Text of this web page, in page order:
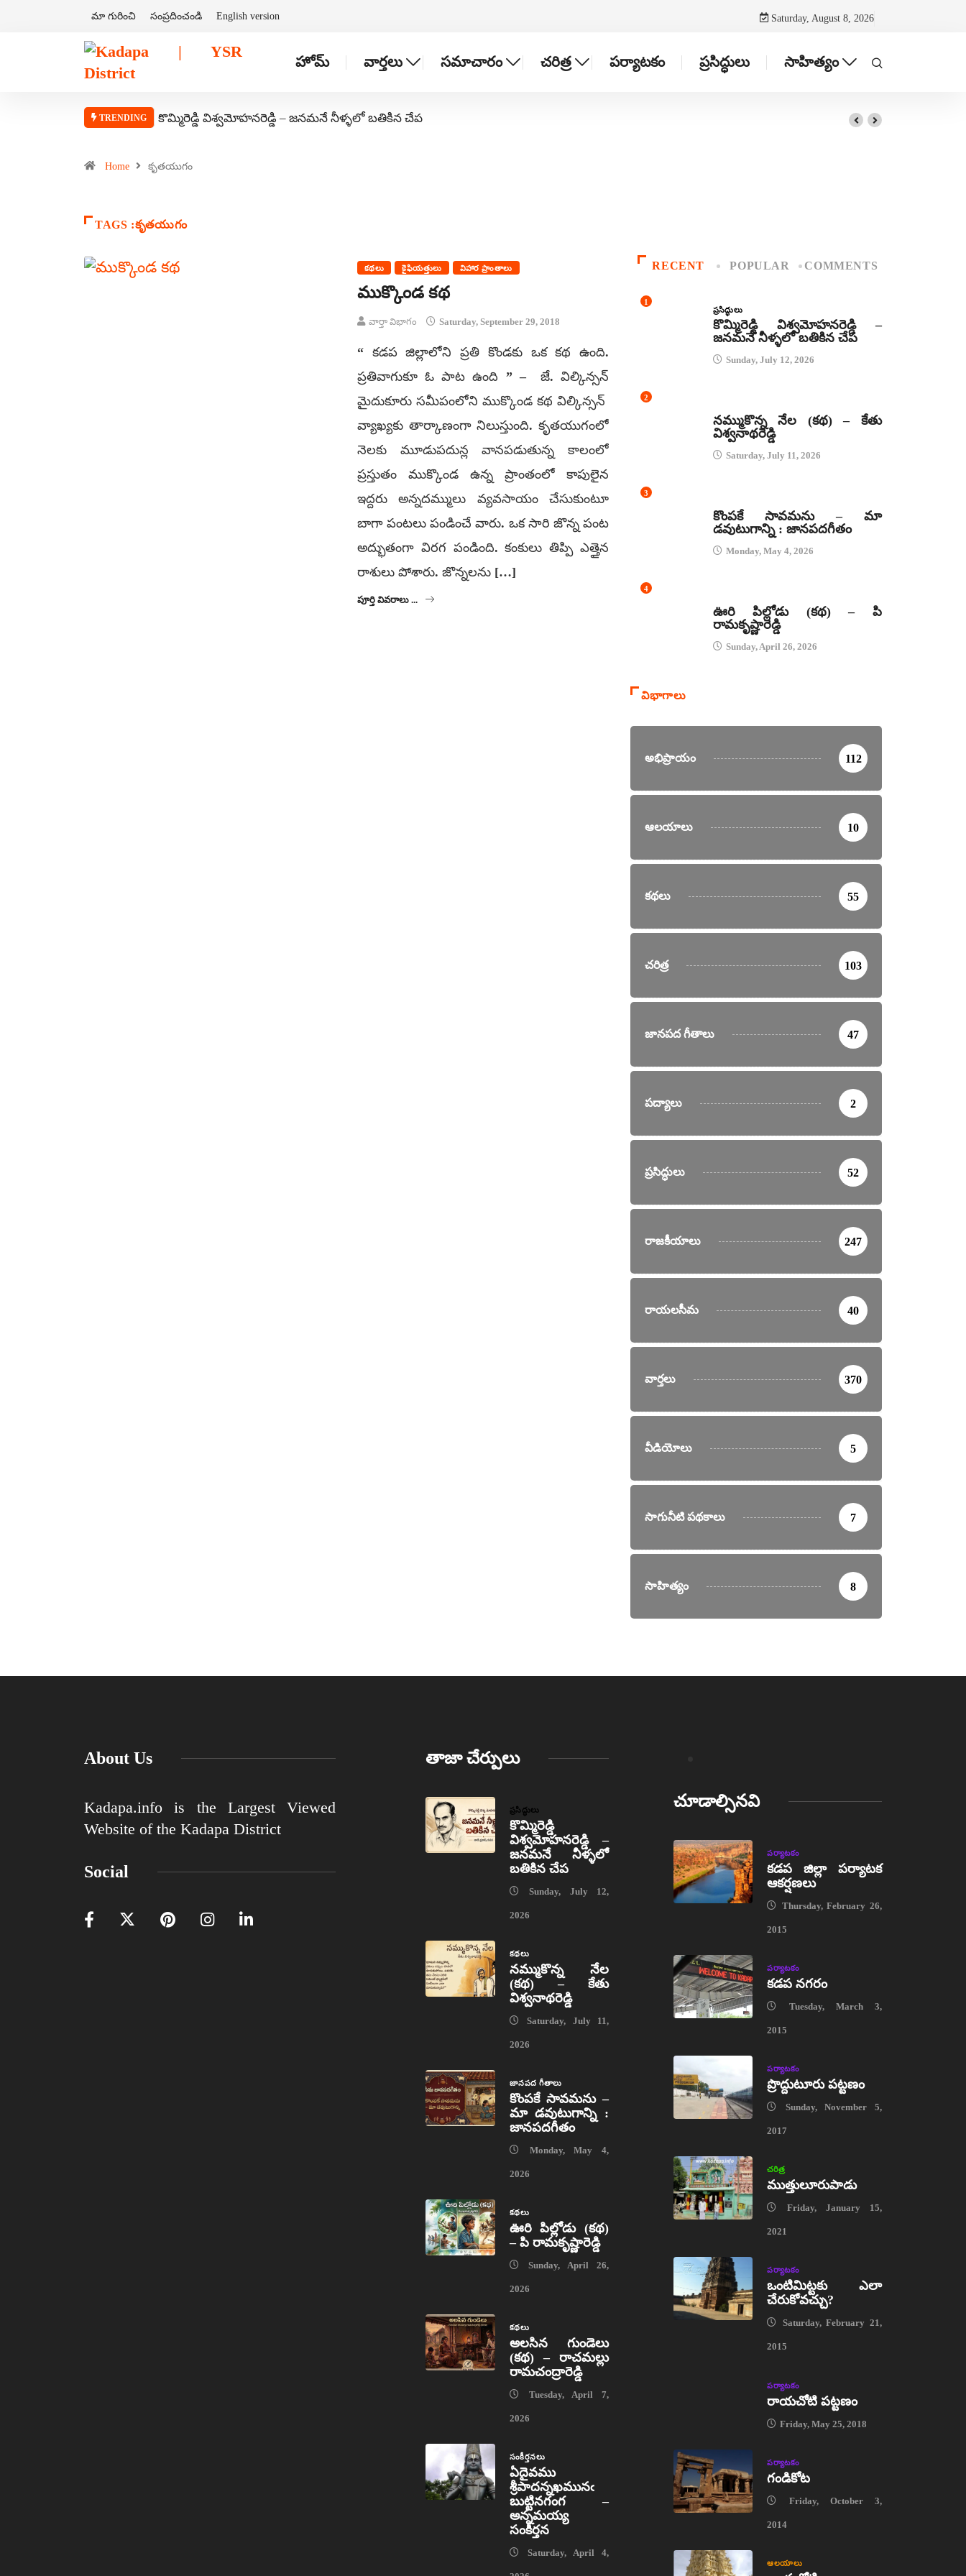
మా గురించి సంప్రదించండి English version Saturday, August 8, 2026
హోమ్ వార్తలు సమాచారం చరిత్ర పర్యాటకం ప్రసిద్ధులు సాహిత్యం
TRENDING కొమ్మిరెడ్డి విశ్వమోహనరెడ్డి – జనమనే నీళ్ళలో బతికిన చేప
Home కృతయుగం
TAGS :కృతయుగం
కథలు కైఫియత్తులు విహార ప్రాంతాలు
ముక్కొండ కథ
వార్తా విభాగం Saturday, September 29, 2018
“ కడప జిల్లాలోని ప్రతి కొండకు ఒక కథ ఉంది.
ప్రతివాగుకూ ఓ పాట ఉంది ” – జే. విల్కిన్సన్
మైదుకూరు సమీపంలోని ముక్కొండ కథ విల్కిన్సన్
వ్యాఖ్యకు తార్కాణంగా నిలుస్తుంది. కృతయుగంలో
నెలకు మూడుపదున్ల వానపడుతున్న కాలంలో
ప్రస్తుతం ముక్కొండ ఉన్న ప్రాంతంలో కాపులైన
ఇద్దరు అన్నదమ్ములు వ్యవసాయం చేసుకుంటూ
బాగా పంటలు పండించే వారు. ఒక సారి జొన్న పంట
అద్భుతంగా విరగ పండింది. కంకులు తిప్పి ఎత్తైన
రాశులు పోశారు. జొన్నలను […]
పూర్తి వివరాలు ...
RECENT POPULAR COMMENTS
1
ప్రసిద్ధులు
కొమ్మిరెడ్డి విశ్వమోహనరెడ్డి –
జనమనే నీళ్ళలో బతికిన చేప
Sunday, July 12, 2026
2
నమ్ముకొన్న నేల (కథ) – కేతు
విశ్వనాథరెడ్డి
Saturday, July 11, 2026
3
కొంపకే సావమను – మా
డవుటుగాన్ని : జానపదగీతం
Monday, May 4, 2026
4
ఊరి పిల్లోడు (కథ) – పి
రామకృష్ణారెడ్డి
Sunday, April 26, 2026
విభాగాలు
అభిప్రాయం 112
ఆలయాలు 10
కథలు 55
చరిత్ర 103
జానపద గీతాలు 47
పద్యాలు 2
ప్రసిద్ధులు 52
రాజకీయాలు 247
రాయలసీమ 40
వార్తలు 370
వీడియోలు 5
సాగునీటి పథకాలు 7
సాహిత్యం 8
About Us
Kadapa.info is the Largest Viewed
Website of the Kadapa District
Social
తాజా చేర్పులు
ప్రసిద్ధులు
కొమ్మిరెడ్డి
విశ్వమోహనరెడ్డి –
జనమనే నీళ్ళలో
బతికిన చేప
Sunday, July 12,
2026
కథలు
నమ్ముకొన్న నేల
(కథ) – కేతు
విశ్వనాథరెడ్డి
Saturday, July 11,
2026
జానపద గీతాలు
కొంపకే సావమను –
మా డవుటుగాన్ని :
జానపదగీతం
Monday, May 4,
2026
కథలు
ఊరి పిల్లోడు (కథ)
– పి రామకృష్ణారెడ్డి
Sunday, April 26,
2026
కథలు
అలసిన గుండెలు
(కథ) – రాచమల్లు
రామచంద్రారెడ్డి
Tuesday, April 7,
2026
సంకీర్తనలు
ఏదైవము
శ్రీపాదన్నఖమునఁ
బుట్టినగంగ –
అన్నమయ్య
సంకీర్తన
Saturday, April 4,
చూడాల్సినవి
పర్యాటకం
కడప జిల్లా పర్యాటక
ఆకర్షణలు
Thursday, February 26,
2015
పర్యాటకం
కడప నగరం
Tuesday, March 3,
2015
పర్యాటకం
ప్రొద్దుటూరు పట్టణం
Sunday, November 5,
2017
చరిత్ర
ముత్తులూరుపాడు
Friday, January 15,
2021
పర్యాటకం
ఒంటిమిట్టకు ఎలా
చేరుకోవచ్చు?
Saturday, February 21,
2015
పర్యాటకం
రాయచోటి పట్టణం
Friday, May 25, 2018
పర్యాటకం
గండికోట
Friday, October 3,
2014
ఆలయాలు